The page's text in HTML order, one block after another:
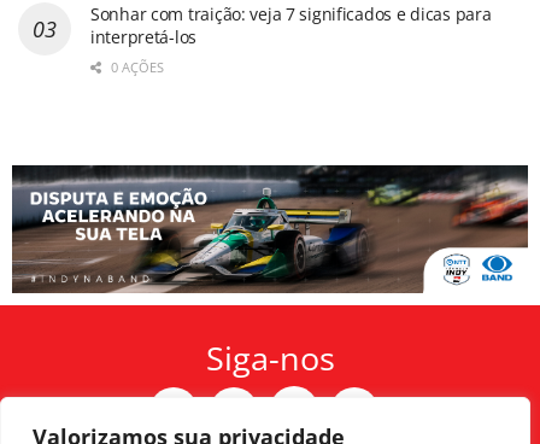
Valorizamos sua privacidade
Sonhar com traição: veja 7 significados e dicas para
interpretá-los
0 AÇÕES
Siga-nos